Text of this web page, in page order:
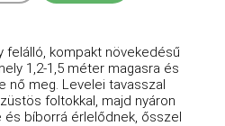
felálló, kompakt növekedésű
1,2-1,5 méter magasra és
nő meg. Levelei tavasszal
foltokkal, majd nyáron
bíborrá érlelődnek, ősszel